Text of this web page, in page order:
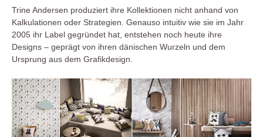
Trine Andersen produziert ihre Kollektionen nicht anhand von
Kalkulationen oder Strategien. Genauso intuitiv wie sie im Jahr
2005 ihr Label gegründet hat, entstehen noch heute ihre
Designs – geprägt von ihren dänischen Wurzeln und dem
Ursprung aus dem Grafikdesign.